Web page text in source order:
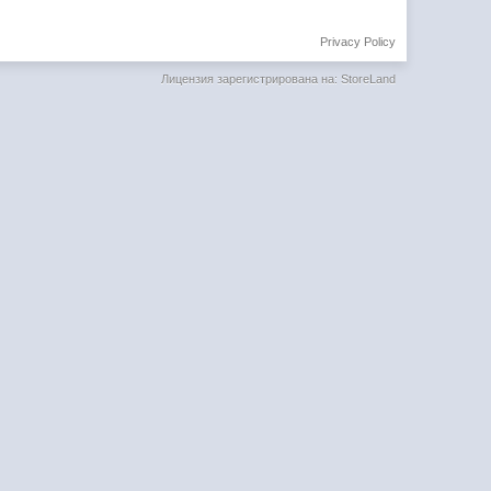
Privacy Policy
Лицензия зарегистрирована на: StoreLand